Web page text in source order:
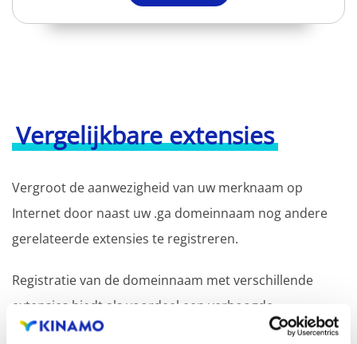
Vergelijkbare extensies
Vergroot de aanwezigheid van uw merknaam op
Internet door naast uw .ga domeinnaam nog andere
gerelateerde extensies te registreren.
Registratie van de domeinnaam met verschillende
extensies biedt als voordeel een verhoogde
zichtbaarheid in zoekmachines, geografische